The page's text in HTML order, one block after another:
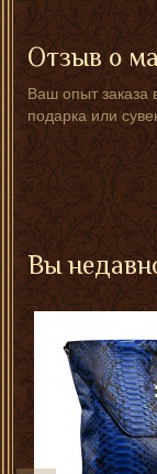
Отзыв о
Ваш опыт заказа
подарка или
Вы